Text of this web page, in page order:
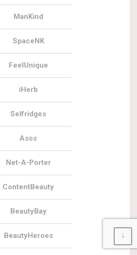
ManKind
SpaceNK
FeelUnique
iHerb
Selfridges
Asos
Net-A-Porter
ContentBeauty
BeautyBay
BeautyHeroes ↓